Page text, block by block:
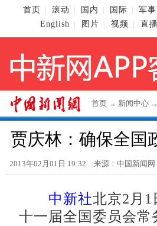
首页 滚动 国内 国际 军事
English
图片 视频 直播
首页 → 新闻中心 →
贾庆林：确保全国
2013年02月01日 19:32 来源： 中国新闻网
中新社北京2月
十一届全国委员会